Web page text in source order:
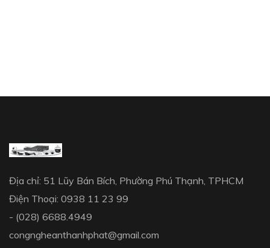
Địa chỉ: 51 Lũy Bán Bích, Phường Phú Thạnh, TPHCM
Điện Thoại: 0938 11 23 99
- (028) 6688.4949
congngheanthanhphat@gmail.com